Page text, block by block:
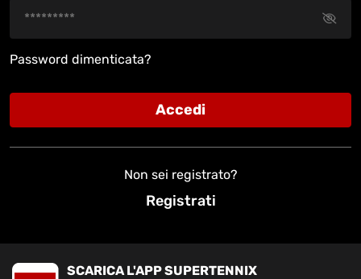
Password dimenticata?
Accedi
Non sei registrato?
Registrati
SCARICA L'APP SUPERTENNIX